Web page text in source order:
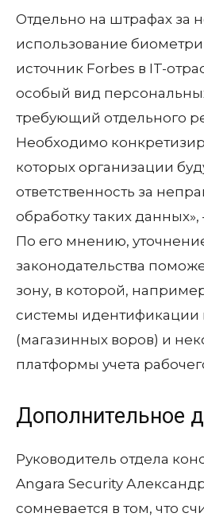
Отдельно на штрафах за
использование
источник Forbes в IT-
особый вид
требующий отдельного
Необходимо
которых организации
ответственность за
обработку таких
По его мнению,
законодательства
зону, в которой,
системы
(магазинных воров) и
платформы учета
Дополнительное
Руководитель отдела
Angara Security
сомневается в том, что